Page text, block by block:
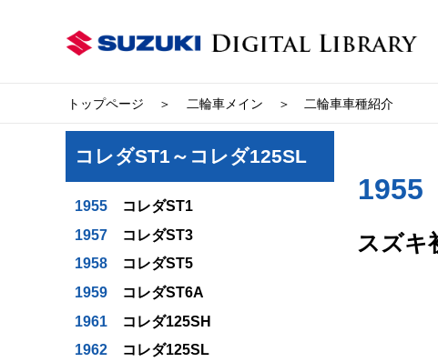
トップページ 二輪車メイン 二輪車車種紹介
コレダST1～コレダ125SL
1955
コレダST1
1957
コレダST3
1958
コレダST5
1959
コレダST6A
1961
コレダ125SH
1962
コレダ125SL
1955
スズキ